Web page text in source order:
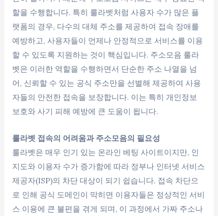
할을 수행합니다. 특히 룰라벳처럼 사용자 수가 많은 플
랫폼의 경우, 다수의 대체 주소를 제공하여 접속 장애를
예방하고, 사용자들이 언제나 안정적으로 서비스를 이용
할 수 있도록 지원하는 것이 핵심입니다. 주소모음 룰라
벳은 이러한 역할을 수행하면서 단순한 주소 나열을 넘
어, 신뢰할 수 있는 공식 주소만을 선별해 제공하여 사용
자들의 안전한 접속을 보장합니다. 이는 특히 개인정보
보호와 사기 피해 예방에 큰 도움이 됩니다.
룰라벳 접속의 어려움과 주소모음의 필요성
룰라벳은 매우 인기 있는 온라인 베팅 사이트이지만, 인
지도와 이용자 수가 증가함에 따라 정부나 인터넷 서비스
제공자(ISP)의 차단 대상이 되기 쉽습니다. 접속 차단으
로 인해 공식 도메인이 막히면 이용자들은 정상적인 서비
스 이용에 큰 불편을 겪게 되며, 이 과정에서 가짜 주소나